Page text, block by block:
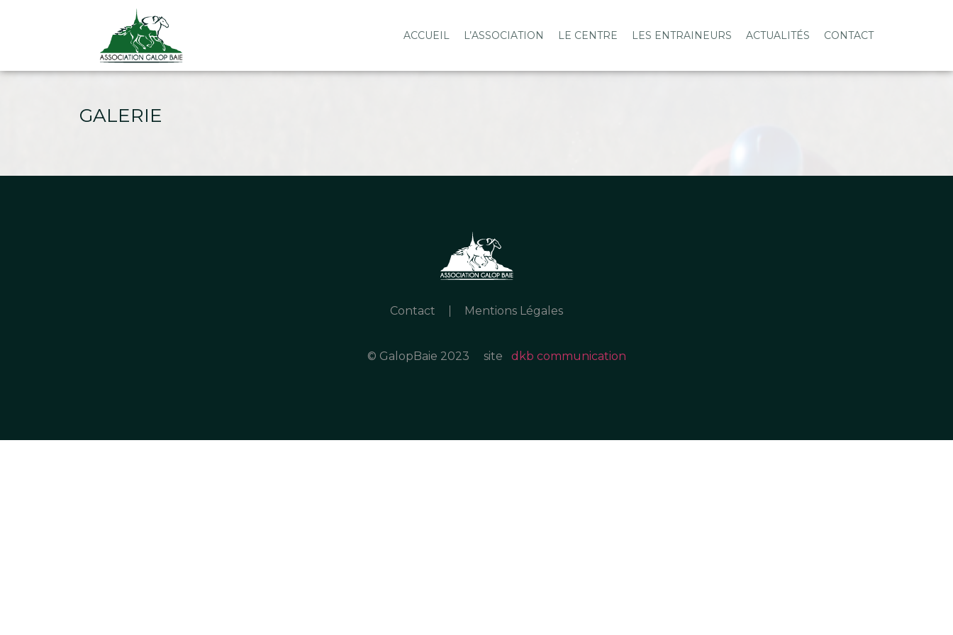
ACCUEIL L’ASSOCIATION LE CENTRE LES ENTRAINEURS ACTUALITÉS CONTACT
GALERIE
Contact Mentions Légales
© GalopBaie 2023 site dkb communication